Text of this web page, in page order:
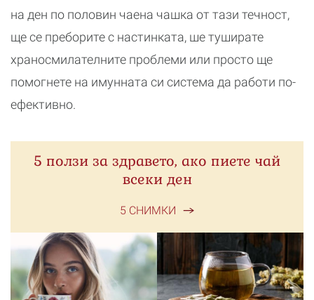
на ден по половин чаена чашка от тази течност,
ще се преборите с настинката, ше туширате
храносмилателните проблеми или просто ще
помогнете на имунната си система да работи по-
ефективно.
5 ползи за здравето, ако пиете чай
всеки ден
5 СНИМКИ